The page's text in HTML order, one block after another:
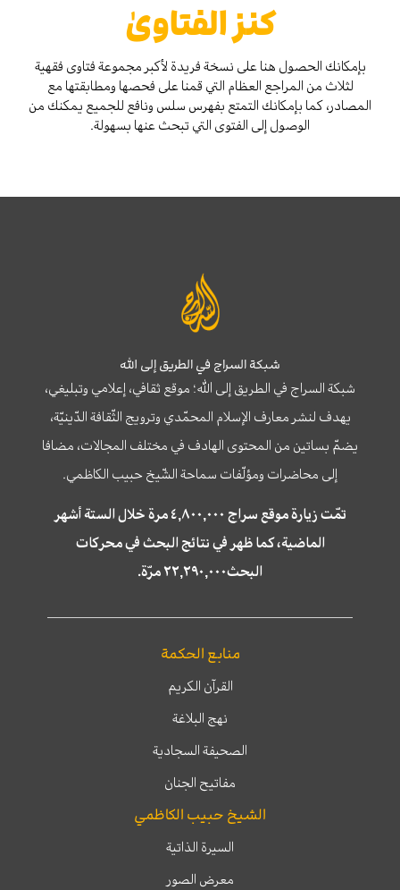
كنز الفتاوىٰ
بإمكانك الحصول هنا على نسخة فريدة لأكبر مجموعة فتاوى فقهية
لثلاث من المراجع العظام التي قمنا على فحصها ومطابقتها مع
المصادر، كما بإمكانك التمتع بفهرس سلس ونافع للجميع يمكنك من
الوصول إلى الفتوى التي تبحث عنها بسهولة.
شبكة السراج في الطريق إلى الله
شبكة السراج في الطريق إلى الله؛ موقع ثقافي، إعلامي وتبليغي،
يهدف لنشر معارف الإسلام المحمّدي وترويج الثّقافة الدّينيّة،
يضمّ بساتين من المحتوى الهادف في مختلف المجالات، مضافا
إلى محاضرات ومؤلّفات سماحة الشّيخ حبيب الكاظمي.
تمّت زيارة موقع سراج ٤,٨٠٠,٠٠٠ مرة خلال الستة أشهر
الماضية، كما ظهر في نتائج البحث في محركات
البحث٢٢,٢٩٠,٠٠٠ مرّة.
منابع الحكمة
القرآن الكريم
نهج البلاغة
الصحيفة السجادية
مفاتيح الجنان
الشيخ حبيب الكاظمي
السيرة الذاتية
معرض الصور